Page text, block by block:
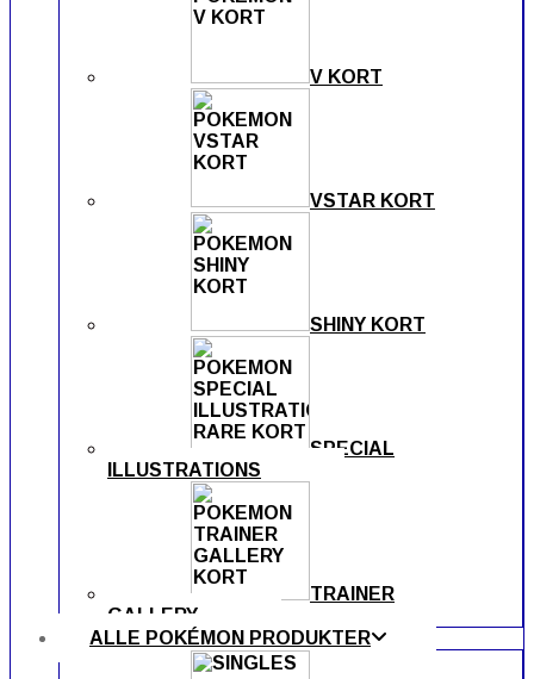
V KORT
VSTAR KORT
SHINY KORT
SPECIAL
ILLUSTRATIONS
TRAINER
GALLERY
ALLE POKÉMON PRODUKTER